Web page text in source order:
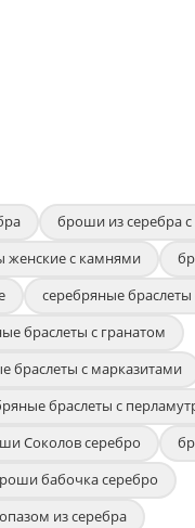
броши из серебра с
женские с камнями
серебряные
браслеты с гранатом
браслеты с марказитами
браслеты с
Соколов серебро
бабочка серебро
из серебра